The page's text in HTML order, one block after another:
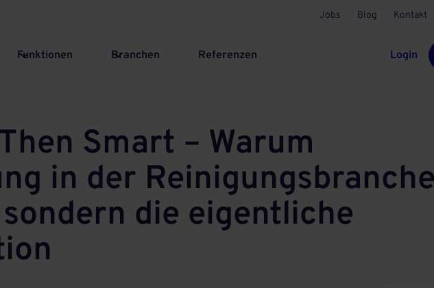
Jobs Blog Kontakt
Funktionen Branchen Referenzen Login
Smart – Warum
in der
die eigentliche